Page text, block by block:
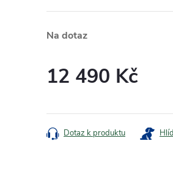
Na dotaz
12 490 Kč
Dotaz k produktu